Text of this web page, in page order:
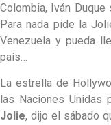
Colombia, Iván
Para nada pide la
Venezuela y pueda
país…
La estrella de
las Naciones Unidas
Jolie, dijo el sábado